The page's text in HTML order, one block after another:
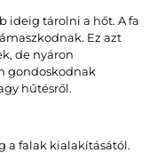
ideig tárolni a hőt. A fa
Ez azt
de nyáron
gondoskodnak
hűtésről.
a falak kialakításától.